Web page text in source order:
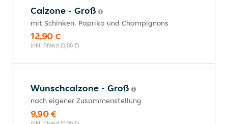
Calzone - Groß
mit Schinken, Paprika und Champignons
12,90 €
inkl. Pfand (0,00 €)
Wunschcalzone - Groß
nach eigener Zusammenstellung
9,90 €